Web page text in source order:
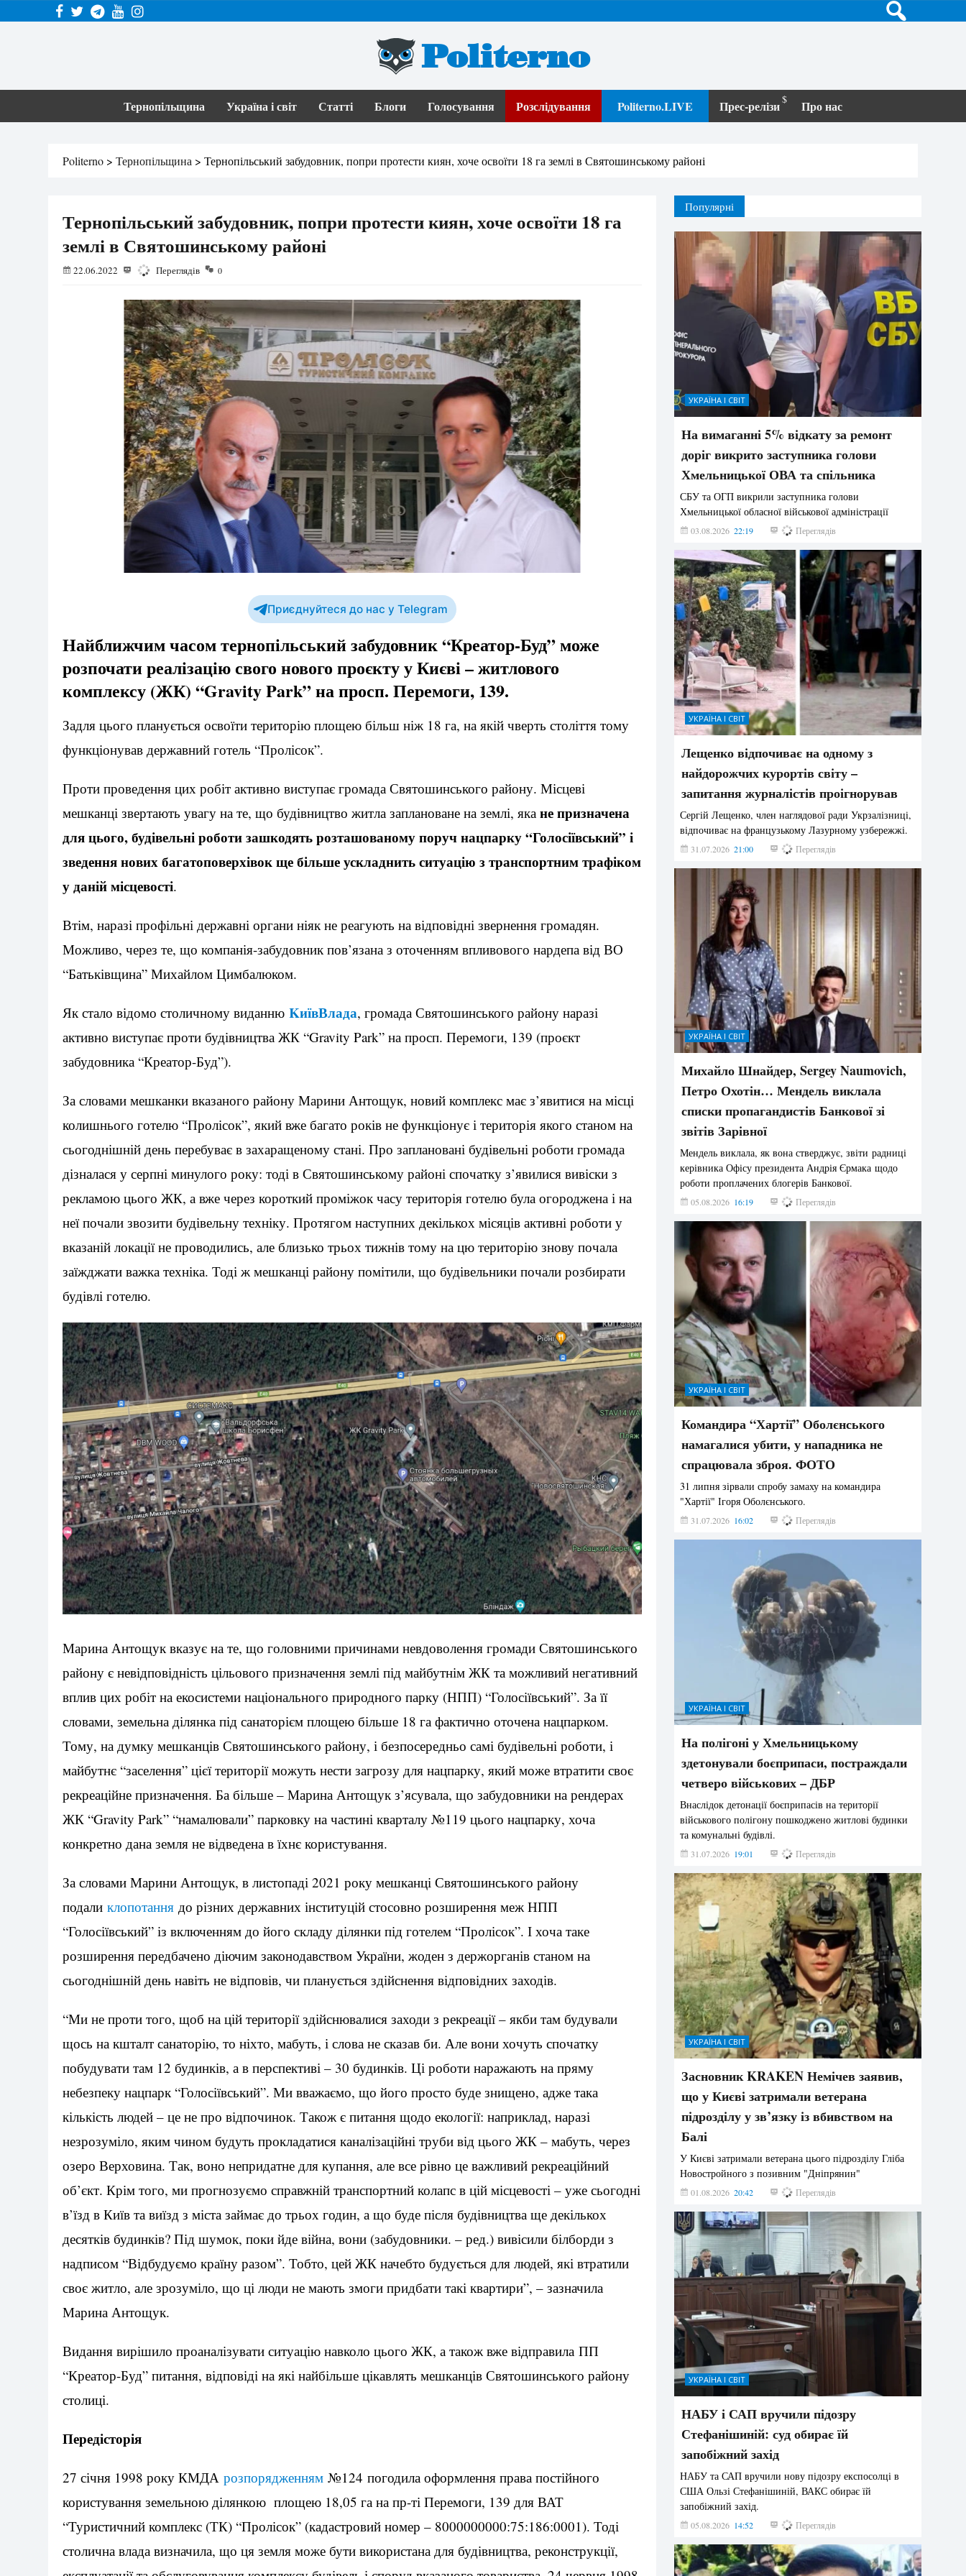
Politerno
Тернопільщина Україна і світ Статті Блоги Голосування Розслідування Politerno.LIVE Прес-релізи Про нас
Politerno > Тернопільщина > Тернопільський забудовник, попри протести киян, хоче освоїти 18 га землі в Святошинському районі
Тернопільський забудовник, попри протести киян, хоче освоїти 18 га
землі в Святошинському районі
22.06.2022 5874 Переглядів 0
Приєднуйтеся до нас у Telegram
Найближчим часом тернопільський забудовник “Креатор-Буд” може
розпочати реалізацію свого нового проєкту у Києві – житлового
комплексу (ЖК) “Gravity Park” на просп. Перемоги, 139.
Задля цього планується освоїти територію площею більш ніж 18 га, на якій чверть століття тому
функціонував державний готель “Пролісок”.
Проти проведення цих робіт активно виступає громада Святошинського району. Місцеві
мешканці звертають увагу на те, що будівництво житла заплановане на землі, яка не призначена
для цього, будівельні роботи зашкодять розташованому поруч нацпарку “Голосіївський” і
зведення нових багатоповерхівок ще більше ускладнить ситуацію з транспортним трафіком
у даній місцевості.
Втім, наразі профільні державні органи ніяк не реагують на відповідні звернення громадян.
Можливо, через те, що компанія-забудовник пов’язана з оточенням впливового нардепа від ВО
“Батьківщина” Михайлом Цимбалюком.
Як стало відомо столичному виданню KиївВлада, громада Святошинського району наразі
активно виступає проти будівництва ЖК “Gravity Park” на просп. Перемоги, 139 (проєкт
забудовника “Креатор-Буд”).
За словами мешканки вказаного району Марини Антощук, новий комплекс має з’явитися на місці
колишнього готелю “Пролісок”, який вже багато років не функціонує і територія якого станом на
сьогоднішній день перебуває в захаращеному стані. Про заплановані будівельні роботи громада
дізналася у серпні минулого року: тоді в Святошинському районі спочатку з’явилися вивіски з
рекламою цього ЖК, а вже через короткий проміжок часу територія готелю була огороджена і на
неї почали звозити будівельну техніку. Протягом наступних декількох місяців активні роботи у
вказаній локації не проводились, але близько трьох тижнів тому на цю територію знову почала
заїжджати важка техніка. Тоді ж мешканці району помітили, що будівельники почали розбирати
будівлі готелю.
Марина Антощук вказує на те, що головними причинами невдоволення громади Святошинського
району є невідповідність цільового призначення землі під майбутнім ЖК та можливий негативний
вплив цих робіт на екосистеми національного природного парку (НПП) “Голосіївський”. За її
словами, земельна ділянка під санаторієм площею більше 18 га фактично оточена нацпарком.
Тому, на думку мешканців Святошинського району, і безпосередньо самі будівельні роботи, і
майбутнє “заселення” цієї території можуть нести загрозу для нацпарку, який може втратити своє
рекреаційне призначення. Ба більше – Марина Антощук з’ясувала, що забудовники на рендерах
ЖК “Gravity Park” “намалювали” парковку на частині кварталу №119 цього нацпарку, хоча
конкретно дана земля не відведена в їхнє користування.
За словами Марини Антощук, в листопаді 2021 року мешканці Святошинського району
подали клопотання до різних державних інституцій стосовно розширення меж НПП
“Голосіївський” із включенням до його складу ділянки під готелем “Пролісок”. І хоча таке
розширення передбачено діючим законодавством України, жоден з держорганів станом на
сьогоднішній день навіть не відповів, чи планується здійснення відповідних заходів.
“Ми не проти того, щоб на цій території здійснювалися заходи з рекреації – якби там будували
щось на кшталт санаторію, то ніхто, мабуть, і слова не сказав би. Але вони хочуть спочатку
побудувати там 12 будинків, а в перспективі – 30 будинків. Ці роботи наражають на пряму
небезпеку нацпарк “Голосіївський”. Ми вважаємо, що його просто буде знищено, адже така
кількість людей – це не про відпочинок. Також є питання щодо екології: наприклад, наразі
незрозуміло, яким чином будуть прокладатися каналізаційні труби від цього ЖК – мабуть, через
озеро Верховина. Так, воно непридатне для купання, але все рівно це важливий рекреаційний
об’єкт. Крім того, ми прогнозуємо справжній транспортний колапс в цій місцевості – уже сьогодні
в’їзд в Київ та виїзд з міста займає до трьох годин, а що буде після будівництва ще декількох
десятків будинків? Під шумок, поки йде війна, вони (забудовники. – ред.) вивісили білборди з
надписом “Відбудуємо країну разом”. Тобто, цей ЖК начебто будується для людей, які втратили
своє житло, але зрозуміло, що ці люди не мають змоги придбати такі квартири”, – зазначила
Марина Антощук.
Видання вирішило проаналізувати ситуацію навколо цього ЖК, а також вже відправила ПП
“Креатор-Буд” питання, відповіді на які найбільше цікавлять мешканців Святошинського району
столиці.
Передісторія
27 січня 1998 року КМДА розпорядженням №124 погодила оформлення права постійного
користування земельною ділянкою площею 18,05 га на пр-ті Перемоги, 139 для ВАТ
“Туристичний комплекс (ТК) “Пролісок” (кадастровий номер – 8000000000:75:186:0001). Тоді
столична влада визначила, що ця земля може бути використана для будівництва, реконструкції,
Популярні
УКРАЇНА І СВІТ
На вимаганні 5% відкату за ремонт
доріг викрито заступника голови
Хмельницької ОВА та спільника
СБУ та ОГП викрили заступника голови
Хмельницької обласної військової адміністрації
03.08.2026 22:19 853 Переглядів
УКРАЇНА І СВІТ
Лещенко відпочиває на одному з
найдорожчих курортів світу –
запитання журналістів проігнорував
Сергій Лещенко, член наглядової ради Укрзалізниці,
відпочиває на французькому Лазурному узбережжі.
31.07.2026 21:00 215 Переглядів
УКРАЇНА І СВІТ
Михайло Шнайдер, Sergey Naumovich,
Петро Охотін… Мендель виклала
списки пропагандистів Банкової зі
звітів Зарівної
Мендель виклала, як вона стверджує, звіти радниці
керівника Офісу президента Андрія Єрмака щодо
роботи проплачених блогерів Банкової.
05.08.2026 16:19 205 Переглядів
УКРАЇНА І СВІТ
Командира “Хартії” Оболєнського
намагалися убити, у нападника не
спрацювала зброя. ФОТО
31 липня зірвали спробу замаху на командира
"Хартії" Ігоря Оболєнського.
31.07.2026 16:02 198 Переглядів
УКРАЇНА І СВІТ
На полігоні у Хмельницькому
здетонували боєприпаси, постраждали
четверо військових – ДБР
Внаслідок детонації боєприпасів на території
військового полігону пошкоджено житлові будинки
та комунальні будівлі.
31.07.2026 19:01 190 Переглядів
УКРАЇНА І СВІТ
Засновник KRAKEN Немічев заявив,
що у Києві затримали ветерана
підрозділу у зв’язку із вбивством на
Балі
У Києві затримали ветерана цього підрозділу Гліба
Новостройного з позивним "Дніпрянин"
01.08.2026 20:42 182 Переглядів
УКРАЇНА І СВІТ
НАБУ і САП вручили підозру
Стефанішиній: суд обирає їй
запобіжний захід
НАБУ та САП вручили нову підозру експосолці в
США Ользі Стефанішиній, ВАКС обирає їй
запобіжний захід.
05.08.2026 14:52 146 Переглядів